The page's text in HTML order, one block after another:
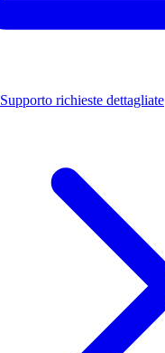
Supporto richieste dettagliate